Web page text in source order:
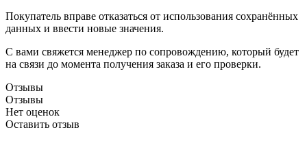
Покупатель вправе отказаться от использования сохранённых
данных и ввести новые значения.
С вами свяжется менеджер по сопровождению, который будет
на связи до момента получения заказа и его проверки.
Отзывы
Отзывы
Нет оценок
Оставить отзыв